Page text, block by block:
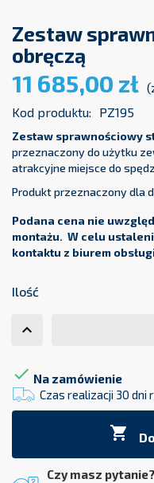
Zestaw
obręczą
11 685,00 zł
Kod produktu:
PZ195
Zestaw sprawnościowy
przeznaczony do użytku
atrakcyjne miejsce do
Produkt przeznaczony dla
Podana cena nie
montażu. W celu
kontaktu z biurem
Ilość
 Na zamówienie
Czas realizacji 30 dni

Czy masz pytanie?